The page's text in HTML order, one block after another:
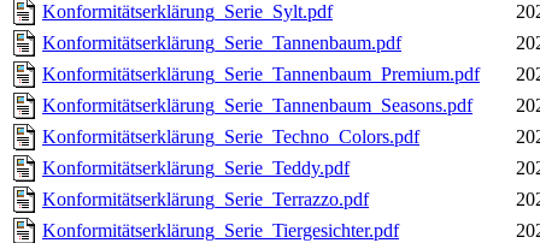
Konformitätserklärung_Serie_Sylt.pdf
Konformitätserklärung_Serie_Tannenbaum.pdf
Konformitätserklärung_Serie_Tannenbaum_Premium.pdf
Konformitätserklärung_Serie_Tannenbaum_Seasons.pdf
Konformitätserklärung_Serie_Techno_Colors.pdf
Konformitätserklärung_Serie_Teddy.pdf
Konformitätserklärung_Serie_Terrazzo.pdf
Konformitätserklärung_Serie_Tiergesichter.pdf